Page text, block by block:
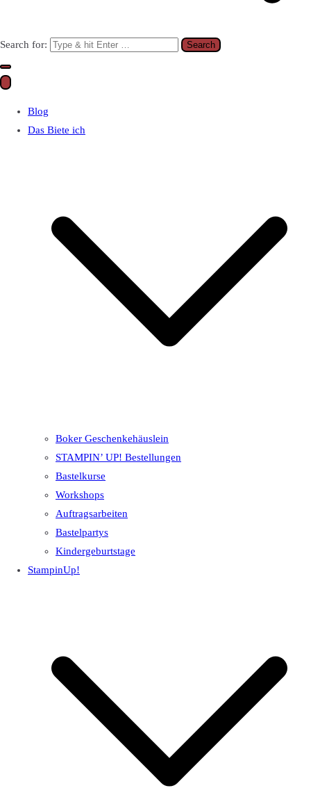
Search for:
Blog
Das Biete ich
Boker Geschenkehäuslein
STAMPIN’ UP! Bestellungen
Bastelkurse
Workshops
Auftragsarbeiten
Bastelpartys
Kindergeburtstage
StampinUp!